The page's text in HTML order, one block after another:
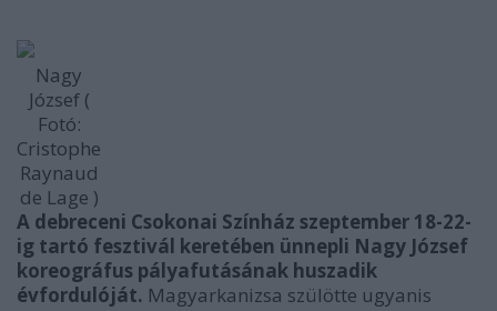
Nagy
József (
Fotó:
Cristophe
Raynaud
de Lage )
A debreceni Csokonai Színház szeptember 18-22-
ig tartó fesztivál keretében ünnepli Nagy József
koreográfus pályafutásának huszadik
évfordulóját. Magyarkanizsa szülötte ugyanis